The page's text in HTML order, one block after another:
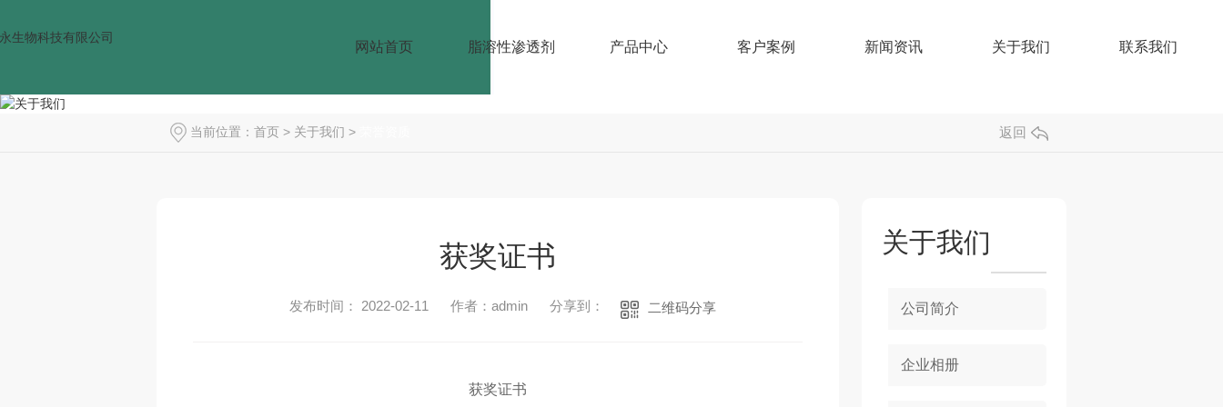
网站首页 脂溶性渗透剂 产品中心 客户案例 新闻资讯 关于我们 联系我们
当前位置： 首页 > 关于我们 > 返回
获奖证书
发布时间： 2022-02-11 作者：admin 分享到： 二维码分享
获奖证书
关于我们
公司简介
企业相册